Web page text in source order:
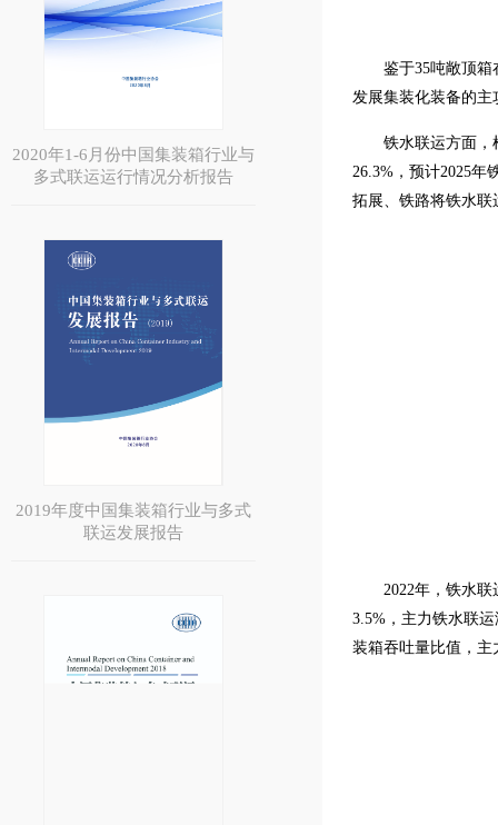
2020年1-6月份中国集装箱行业与
多式联运运行情况分析报告
2019年度中国集装箱行业与多式
联运发展报告
鉴于35吨敞顶
发展集装化装备的主
铁水联运方面，
26.3%，预计2025年
拓展、铁路将铁水
2022年，铁水
3.5%，主力铁水联
装箱吞吐量比值，